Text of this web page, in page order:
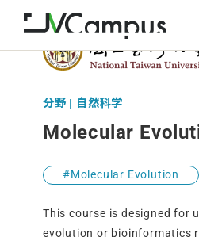
分野 | 自然科学
Molecular
Molecular Evolution
This course is designed for
evolution or bioinformatics